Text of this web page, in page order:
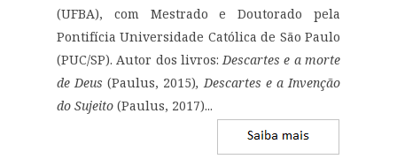
(UFBA), com Mestrado e Doutorado pela
Pontifícia Universidade Católica de São Paulo
(PUC/SP). Autor dos livros: Descartes e a morte
de Deus (Paulus, 2015), Descartes e a Invenção
do Sujeito (Paulus, 2017)...